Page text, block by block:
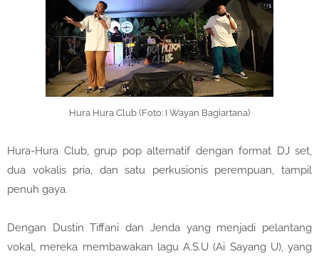
Hura Hura Club (Foto: I Wayan Bagiartana)
Hura-Hura Club, grup pop alternatif dengan format DJ set,
dua vokalis pria, dan satu perkusionis perempuan, tampil
penuh gaya.
Dengan Dustin Tiffani dan Jenda yang menjadi pelantang
vokal, mereka membawakan lagu A.S.U (Ai Sayang U), yang